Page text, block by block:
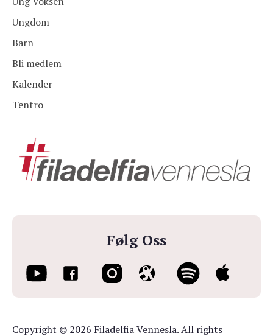
Følg Oss
Ungdom
Barn
Bli medlem
Kalender
Tentro
Copyright © 2026 Filadelfia Vennesla. All rights